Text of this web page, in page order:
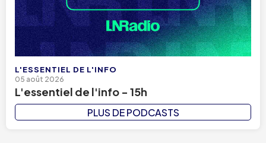
L'ESSENTIEL DE L'INFO
05 août 2026
L'essentiel de l'info - 15h
PLUS DE PODCASTS